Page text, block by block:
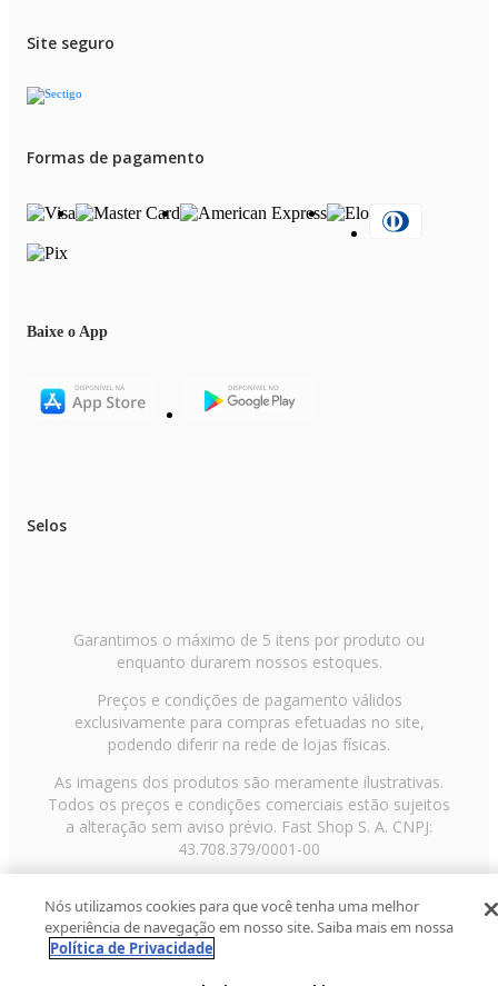
Site seguro
Formas de pagamento
Baixe o App
Selos
Garantimos o máximo de 5 itens por produto ou
enquanto durarem nossos estoques.
Preços e condições de pagamento válidos
exclusivamente para compras efetuadas no site,
podendo diferir na rede de lojas físicas.
As imagens dos produtos são meramente ilustrativas.
Todos os preços e condições comerciais estão sujeitos
a alteração sem aviso prévio. Fast Shop S. A. CNPJ:
43.708.379/0001-00
Paulo/SP, CEP 02029-001, Telefone: 11 3003-3728 ©
2013 Fast Shop - Todos os direitos reservadosRF
Nós utilizamos cookies para que você tenha uma melhor
experiência de navegação em nosso site. Saiba mais em nossa
Política de Privacidade